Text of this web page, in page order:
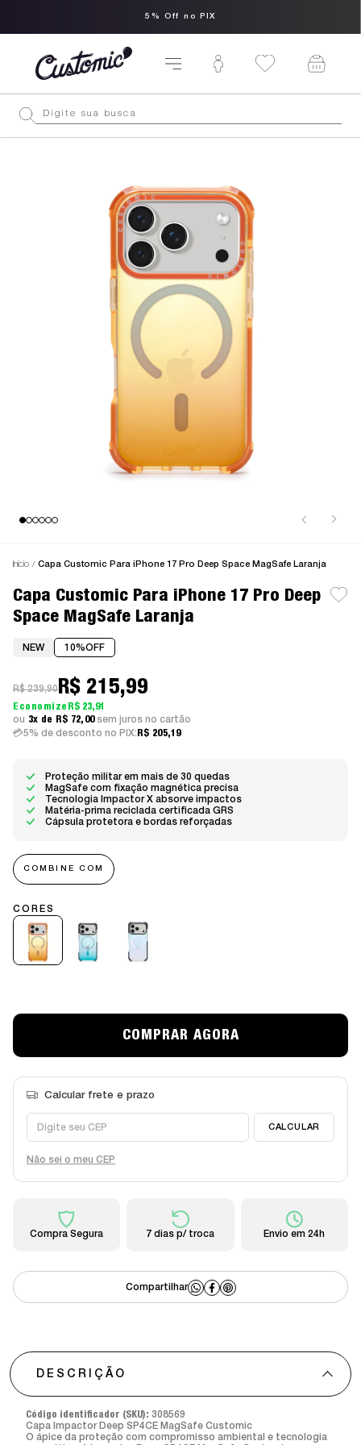
5% Off no PIX
Início Capa Customic Para iPhone 17 Pro Deep Space MagSafe Laranja
Capa Customic Para iPhone 17 Pro Deep
Space MagSafe Laranja
NEW 10%OFF
5% de desconto no PIX: R$ 205,19
R$ 239,90R$ 215,99
R$ 23,91
3x
R$ 72,00 sem juros
Proteção militar em mais de 30 quedas
MagSafe com fixação magnética precisa
Tecnologia Impactor X absorve impactos
Matéria-prima reciclada certificada GRS
Cápsula protetora e bordas reforçadas
COMBINE COM
Não sei o meu CEP
Compra Segura 7 dias p/ troca Envio em 24h
DESCRIÇÃO
Código identificador (SKU): 308569
Capa Impactor Deep SP4CE MagSafe Customic
O ápice da proteção com compromisso ambiental e tecnologia